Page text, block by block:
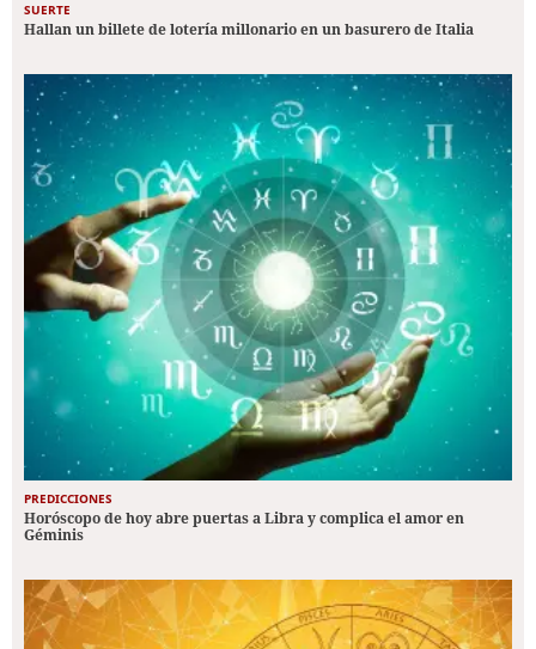
SUERTE
Hallan un billete de lotería millonario en un basurero de Italia
PREDICCIONES
Horóscopo de hoy abre puertas a Libra y complica el amor en
Géminis